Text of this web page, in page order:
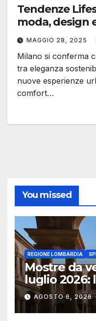
Tendenze
moda, design
MAGGIO 28, 2025
Milano si conferma
tra eleganza
nuove esperienze
comfort…
You missed
REGIONE LOMBARDIA
Mostre da
luglio 2026:
aggiornata
AGOSTO 6, 2026